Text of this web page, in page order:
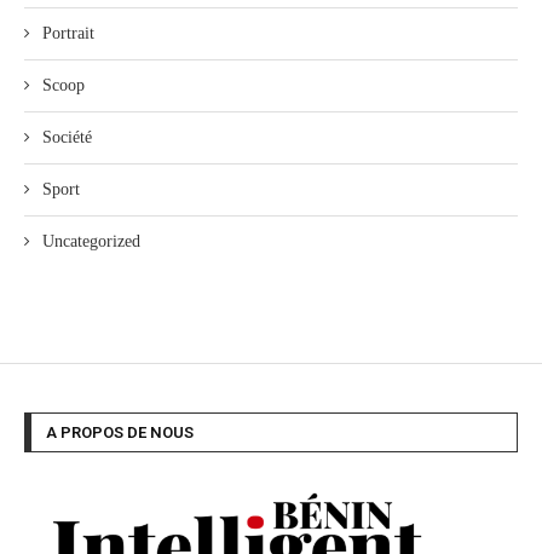
Portrait
Scoop
Société
Sport
Uncategorized
A PROPOS DE NOUS